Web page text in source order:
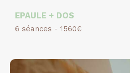
EPAULE + DOS
6 séances - 1560€